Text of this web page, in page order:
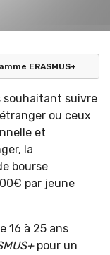
ERASMUS+
souhaitant suivre
ou ceux
et
la
bourse
par jeune
16 à 25 ans
pour un